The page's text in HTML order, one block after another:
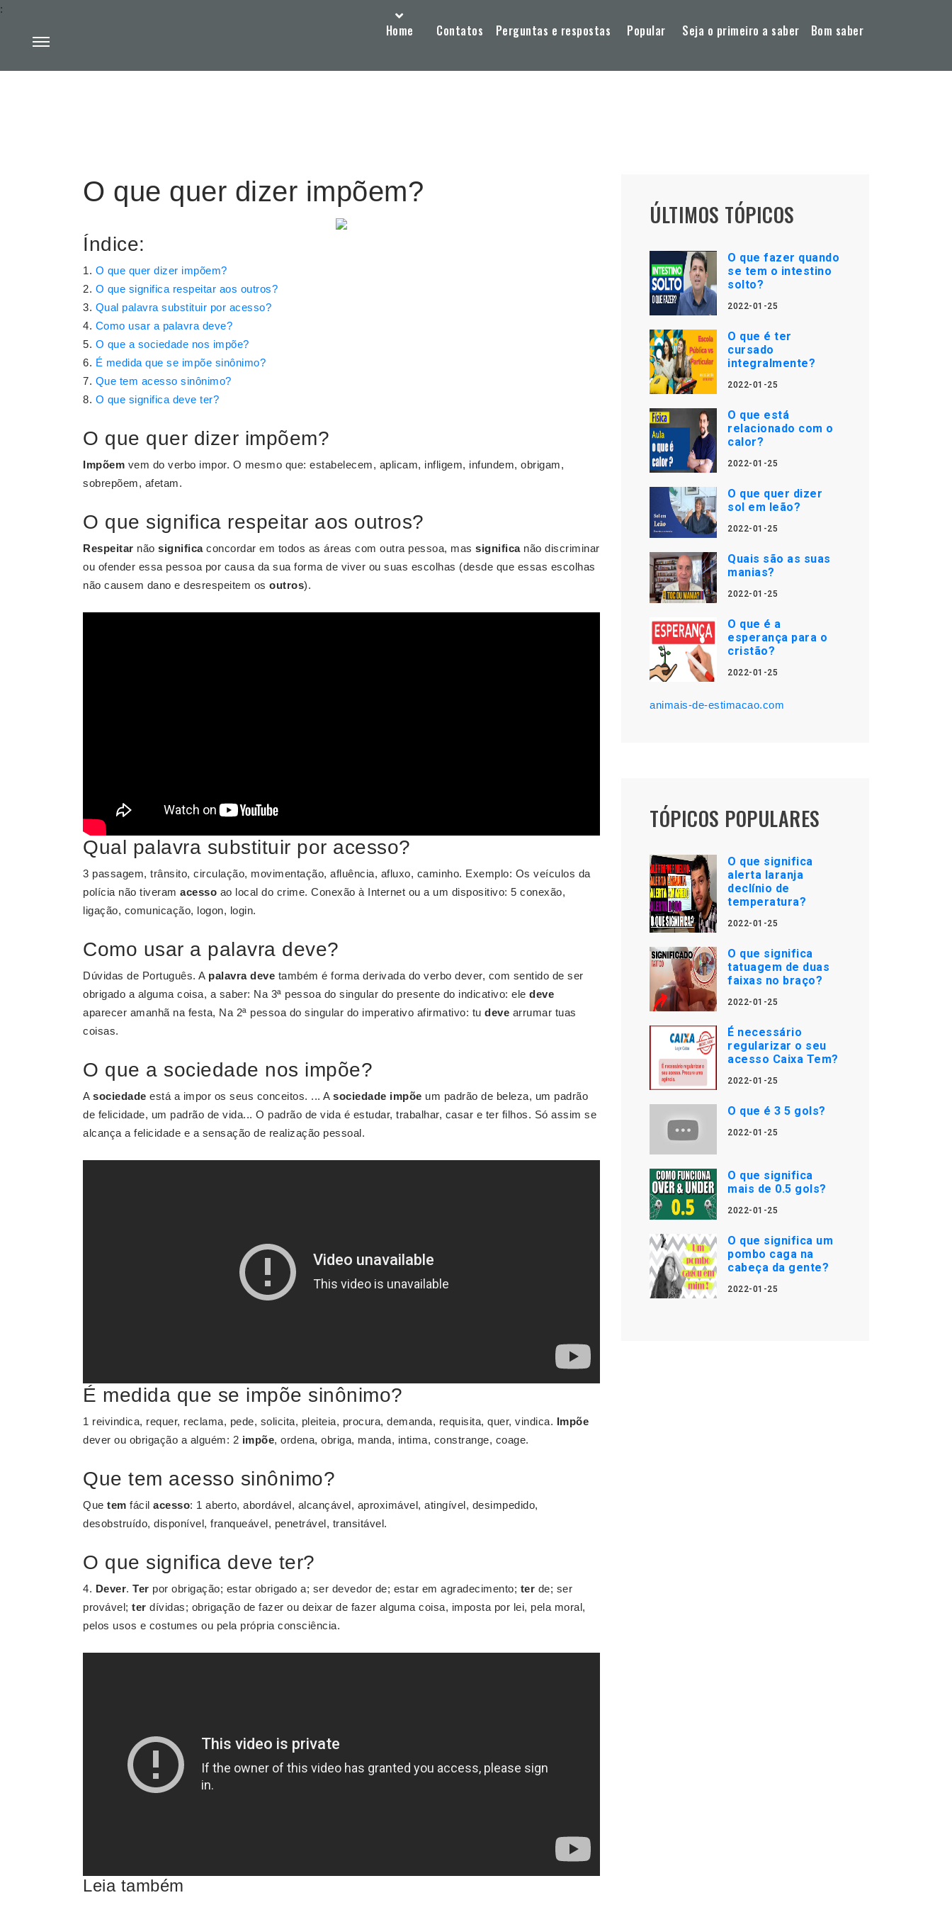
Home Contatos Perguntas e respostas Popular Seja o primeiro a saber Bom saber
:
O que quer dizer impõem?
Índice:
O que quer dizer impõem?
O que significa respeitar aos outros?
Qual palavra substituir por acesso?
Como usar a palavra deve?
O que a sociedade nos impõe?
É medida que se impõe sinônimo?
Que tem acesso sinônimo?
O que significa deve ter?
O que quer dizer impõem?
Impõem vem do verbo impor. O mesmo que: estabelecem, aplicam, infligem, infundem, obrigam,
sobrepõem, afetam.
O que significa respeitar aos outros?
Respeitar não significaconcordar em todos as áreas com outra pessoa, mas significanão discriminar
ou ofender essa pessoa por causa da sua forma de viver ou suas escolhas (desde que essas escolhas
não causem dano e desrespeitem os outros).
Qual palavra substituir por acesso?
3 passagem, trânsito, circulação, movimentação, afluência, afluxo, caminho. Exemplo: Os veículos da
polícia não tiveram acesso ao local do crime. Conexão à Internet ou a um dispositivo: 5 conexão,
ligação, comunicação, logon, login.
Como usar a palavra deve?
Dúvidas de Português. A palavra deve também é forma derivada do verbo dever, com sentido de ser
obrigado a alguma coisa, a saber: Na 3ª pessoa do singular do presente do indicativo: ele deve
aparecer amanhã na festa, Na 2ª pessoa do singular do imperativo afirmativo: tu deve arrumar tuas
coisas.
O que a sociedade nos impõe?
A sociedade está a impor os seus conceitos. ... A sociedade impõe um padrão de beleza, um padrão
de felicidade, um padrão de vida... O padrão de vida é estudar, trabalhar, casar e ter filhos. Só assim se
alcança a felicidade e a sensação de realização pessoal.
É medida que se impõe sinônimo?
1 reivindica, requer, reclama, pede, solicita, pleiteia, procura, demanda, requisita, quer, vindica. Impõe
dever ou obrigação a alguém: 2 impõe, ordena, obriga, manda, intima, constrange, coage.
Que tem acesso sinônimo?
Que tem fácil acesso: 1 aberto, abordável, alcançável, aproximável, atingível, desimpedido,
desobstruído, disponível, franqueável, penetrável, transitável.
O que significa deve ter?
4. Dever. Ter por obrigação; estar obrigado a; ser devedor de; estar em agradecimento; ter de; ser
provável; ter dívidas; obrigação de fazer ou deixar de fazer alguma coisa, imposta por lei, pela moral,
pelos usos e costumes ou pela própria consciência.
Leia também
ÚLTIMOS TÓPICOS
O que fazer quando
se tem o intestino
solto?
2022-01-25
O que é ter
cursado
integralmente?
2022-01-25
O que está
relacionado com o
calor?
2022-01-25
O que quer dizer
sol em leão?
2022-01-25
Quais são as suas
manias?
2022-01-25
O que é a
esperança para o
cristão?
2022-01-25
animais-de-estimacao.com
TÓPICOS POPULARES
O que significa
alerta laranja
declínio de
temperatura?
2022-01-25
O que significa
tatuagem de duas
faixas no braço?
2022-01-25
É necessário
regularizar o seu
acesso Caixa Tem?
2022-01-25
O que é 3 5 gols?
2022-01-25
O que significa
mais de 0.5 gols?
2022-01-25
O que significa um
pombo caga na
cabeça da gente?
2022-01-25